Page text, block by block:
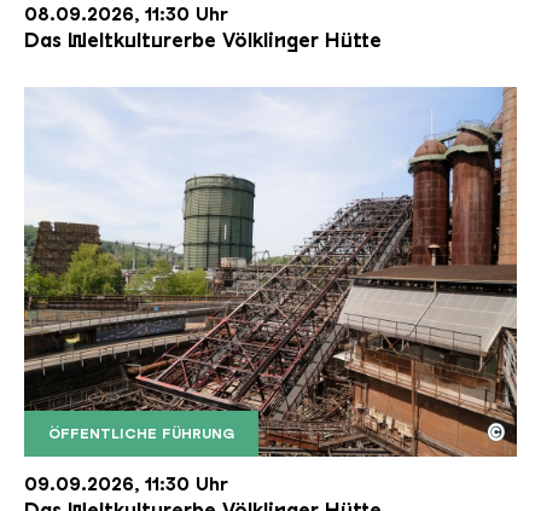
08.09.2026, 11:30 Uhr
Das Weltkulturerbe Völklinger Hütte
ÖFFENTLICHE FÜHRUNG
Der Erzschrägaufzug der Völklinger Hütte mit
Copyright: Weltkulturerbe Völklinger Hütte | Karl
©
09.09.2026, 11:30 Uhr